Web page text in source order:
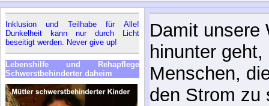
Inklusion und Teilhabe für Alle!
Dunkelheit kann nur durch Licht
beseitigt werden. Never give up!
Lebenshilfe und Rehapflege
Schwerstbehinderter daheim
Damit unsere
hinunter
Menschen,
den Strom zu